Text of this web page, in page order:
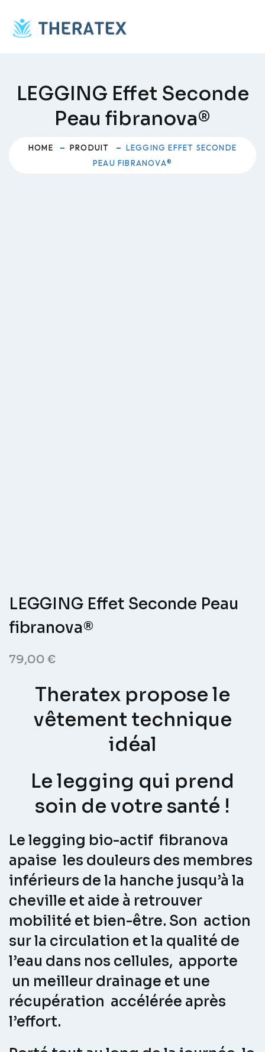
content
LEGGING Effet Seconde
Peau fibranova®
HOME PRODUIT
LEGGING EFFET SECONDE
PEAU FIBRANOVA®
LEGGING Effet Seconde Peau
fibranova®
79,00 €
Theratex propose le
vêtement technique
idéal
Le legging qui prend
soin de votre santé !
Le legging bio-actif fibranova
apaise les douleurs des membres
inférieurs de la hanche jusqu’à la
cheville et aide à retrouver
mobilité et bien-être. Son action
sur la circulation et la qualité de
l’eau dans nos cellules, apporte
un meilleur drainage et une
récupération accélérée après
l’effort.